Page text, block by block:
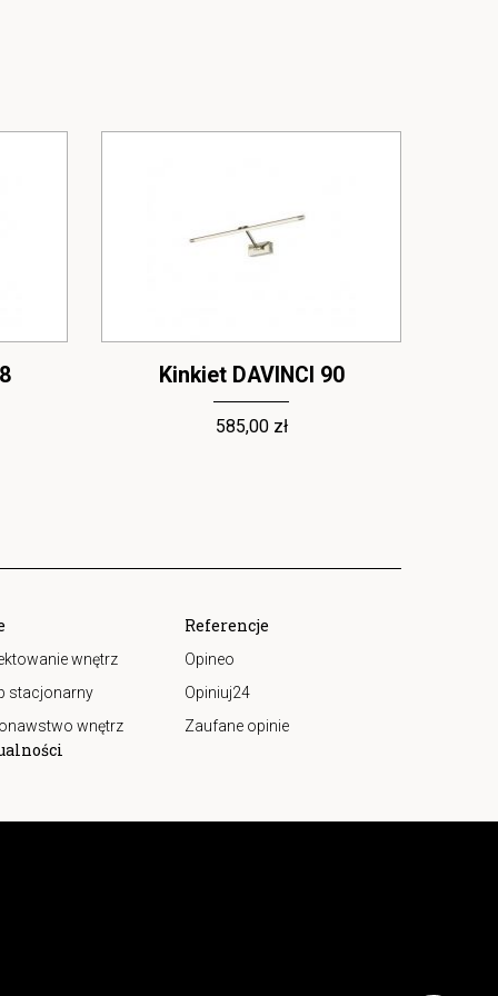
Kinkiet DAVINCI 90
585,00 zł
wnętrz
stacjonarny
wnętrz
Referencje
Opineo
Opiniuj24
Zaufane opinie